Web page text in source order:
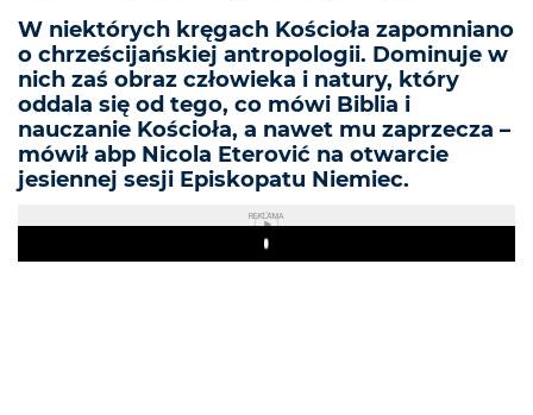
W niektórych kręgach Kościoła zapomniano
o chrześcijańskiej antropologii. Dominuje w
nich zaś obraz człowieka i natury, który
oddala się od tego, co mówi Biblia i
nauczanie Kościoła, a nawet mu zaprzecza –
mówił abp Nicola Eterović na otwarcie
jesiennej sesji Episkopatu Niemiec.
REKLAMA
Play